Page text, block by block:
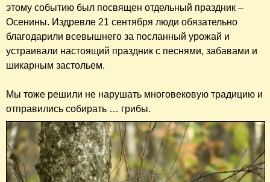
этому событию был посвящен отдельный праздник –
Осенины. Издревле 21 сентября люди обязательно
благодарили всевышнего за посланный урожай и
устраивали настоящий праздник с песнями, забавами и
шикарным застольем.
Мы тоже решили не нарушать многовековую традицию и
отправились собирать … грибы.